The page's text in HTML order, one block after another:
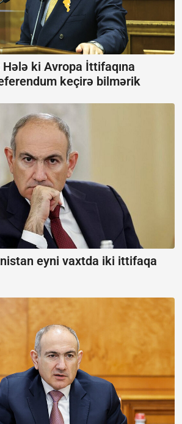
ki Avropa İttifaqına
keçirə bilmərik
eyni vaxtda iki ittifaqa